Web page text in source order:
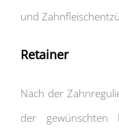
und
Retainer
Nach der
der